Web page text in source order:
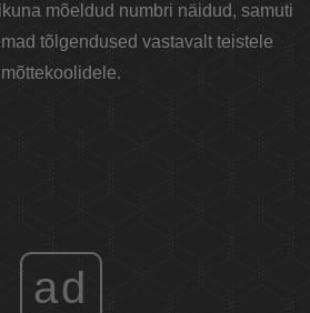
mõeldud numbri näidud, samuti
tõlgendused vastavalt teistele
mõttekoolidele.
ad